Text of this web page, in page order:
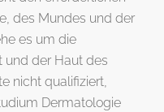
des Mundes und der
es um die
und der Haut des
nicht qualifiziert,
Dermatologie